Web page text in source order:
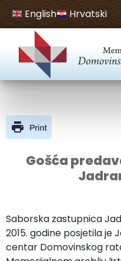
Open toolbar
English Hrvatski
Gošća
Saborska zastupnica
2015. godine posjetila je
centar Domovinskog